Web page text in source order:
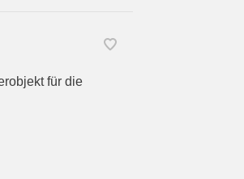
für die